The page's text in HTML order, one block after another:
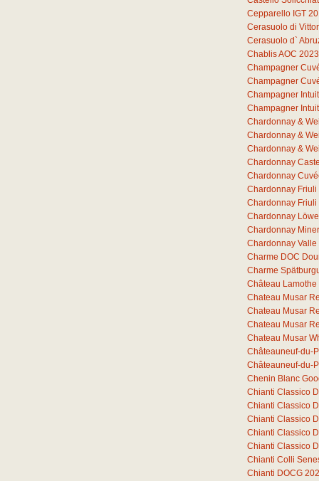
Cepparello IGT
Cerasuolo di
Cerasuolo d`
Chablis AOC 2023
Champagner
Champagner
Champagner
Champagner
Chardonnay &
Chardonnay &
Chardonnay &
Chardonnay
Chardonnay
Chardonnay
Chardonnay
Chardonnay
Chardonnay
Chardonnay Valle
Charme DOC
Charme
Château
Chateau Musar
Chateau Musar
Chateau Musar
Chateau Musar
Châteauneuf-du-
Châteauneuf-du-
Chenin Blanc
Chianti Classico
Chianti Classico
Chianti Classico
Chianti Classico
Chianti Classico
Chianti Colli
Chianti DOCG